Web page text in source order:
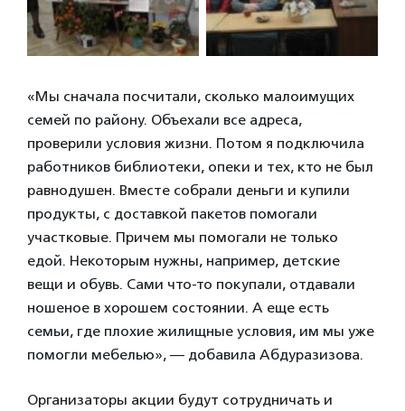
«Мы сначала посчитали, сколько малоимущих
семей по району. Объехали все адреса,
проверили условия жизни. Потом я подключила
работников библиотеки, опеки и тех, кто не был
равнодушен. Вместе собрали деньги и купили
продукты, с доставкой пакетов помогали
участковые. Причем мы помогали не только
едой. Некоторым нужны, например, детские
вещи и обувь. Сами что-то покупали, отдавали
ношеное в хорошем состоянии. А еще есть
семьи, где плохие жилищные условия, им мы уже
помогли мебелью», — добавила Абдуразизова.
Организаторы акции будут сотрудничать и